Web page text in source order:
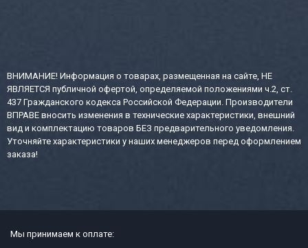
ВНИМАНИЕ! Информация о товарах, размещенная на сайте, НЕ
ЯВЛЯЕТСЯ публичной офертой, определяемой положениями ч.2, ст.
437 Гражданского кодекса Российской Федерации. Производители
ВПРАВЕ вносить изменения в технические характеристики, внешний
вид и комплектацию товаров БЕЗ предварительного уведомления.
Уточняйте характеристики у наших менеджеров перед оформлением
заказа!
Мы принимаем к оплате: